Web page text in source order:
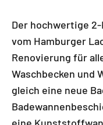
Der hochwertige
vom Hamburger
Renovierung für
Waschbecken und
gleich eine neue